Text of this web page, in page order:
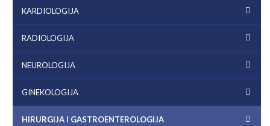
KARDIOLOGIJA
RADIOLOGIJA
NEUROLOGIJA
GINEKOLOGIJA
HIRURGIJA I GASTROENTEROLOGIJA